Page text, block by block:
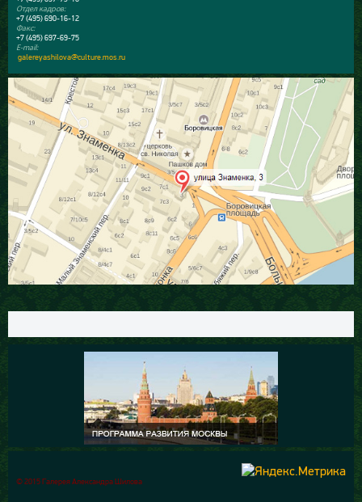
Отдел кадров:
+7 (495) 690-16-12
Факс:
+7 (495) 697-69-75
E-mail:
galereyashilova@culture.mos.ru
© 2015 Галерея Александра Шилова